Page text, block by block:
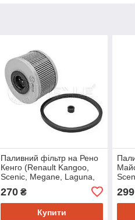
Паливний фільтр на Рено
Кенго (Renault Kangoo,
Scenic, Megane, Laguna,
Clio) Meyle 16143230010
270₴
Купити
299